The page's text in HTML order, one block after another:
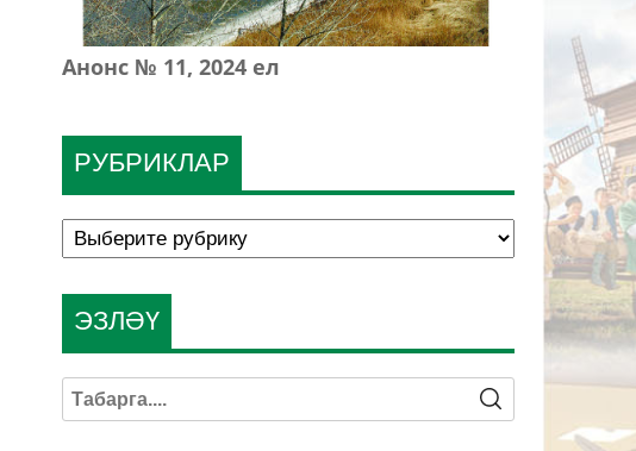
РУБРИКЛАР
Анонс № 11, 2024 ел
ЭЗЛӘҮ